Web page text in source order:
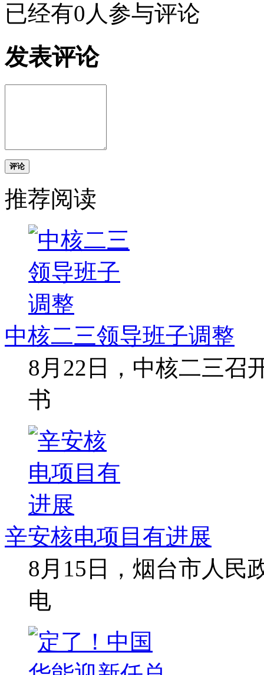
已经有0人参与评论
发表评论
评论
推荐阅读
中核二三领导班子调整
8月22日，中核二三召
书
辛安核电项目有进展
8月15日，烟台市人民
电